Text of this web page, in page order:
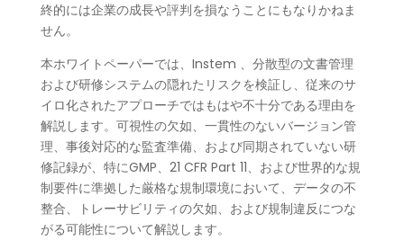
終的には企業の成長や評判を損なうことにもなりかねま
せん。
本ホワイトペーパーでは、Instem 、分散型の文書管理
および研修システムの隠れたリスクを検証し、従来のサ
イロ化されたアプローチではもはや不十分である理由を
解説します。可視性の欠如、一貫性のないバージョン管
理、事後対応的な監査準備、および同期されていない研
修記録が、特にGMP、21 CFR Part 11、および世界的な規
制要件に準拠した厳格な規制環境において、データの不
整合、トレーサビリティの欠如、および規制違反につな
がる可能性について解説します。